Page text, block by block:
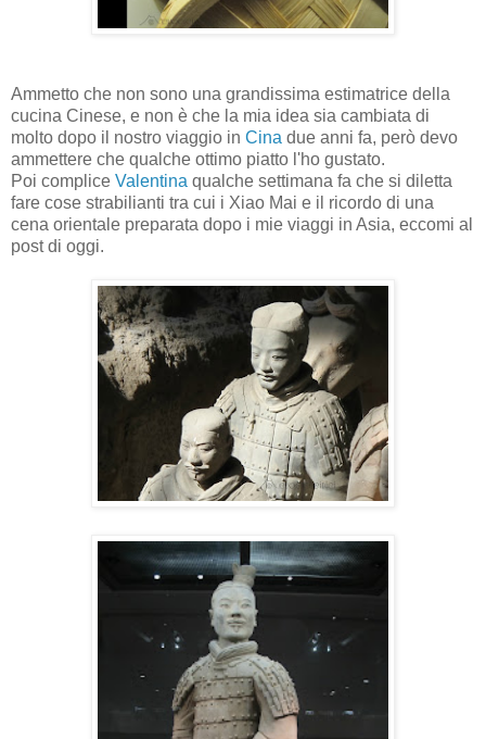
Ammetto che non sono una grandissima estimatrice della
cucina Cinese, e non è che la mia idea sia cambiata di
molto dopo il nostro viaggio in Cina due anni fa, però devo
ammettere che qualche ottimo piatto l'ho gustato.
Poi complice Valentina qualche settimana fa che si diletta
fare cose strabilianti tra cui i Xiao Mai e il ricordo di una
cena orientale preparata dopo i mie viaggi in Asia, eccomi al
post di oggi.